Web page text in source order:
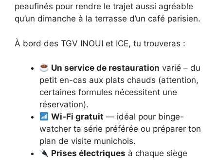
peaufinés pour rendre le trajet aussi agréable
qu’un dimanche à la terrasse d’un café parisien.
À bord des TGV INOUI et ICE, tu trouveras :
Un service de restauration varié – du
petit en-cas aux plats chauds (attention,
certaines formules nécessitent une
réservation).
Wi-Fi gratuit — idéal pour binge-
watcher ta série préférée ou préparer ton
plan de visite munichois.
Prises électriques à chaque siège